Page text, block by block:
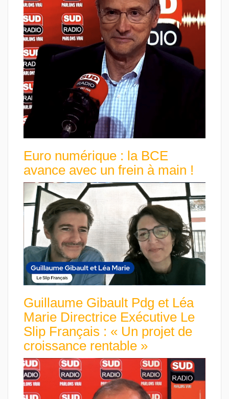
Euro numérique : la BCE
avance avec un frein à main !
Guillaume Gibault Pdg et Léa
Marie Directrice Exécutive Le
Slip Français : « Un projet de
croissance rentable »